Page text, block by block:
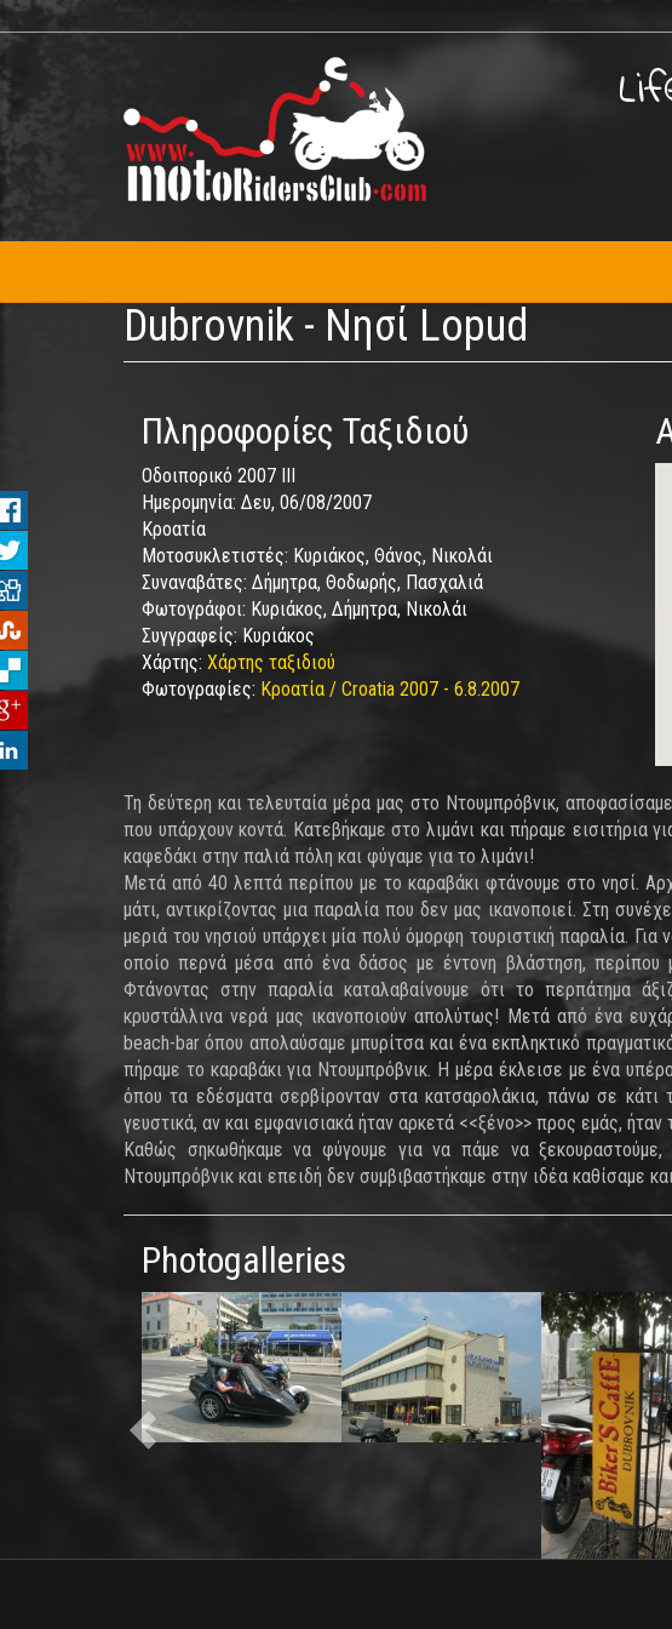
Παράκαμψη
προς
το
κυρίως
περιεχόμενο
Dubrovnik - Nησί Lopud
Πληροφορίες Ταξιδιού
Οδοιπορικό 2007 IΙΙ
Ημερομηνία: Δευ, 06/08/2007
Κροατία
Μοτοσυκλετιστές: Κυριάκος, Θάνος, Νικολάι
Συναναβάτες: Δήμητρα, Θοδωρής, Πασχαλιά
Φωτογράφοι: Κυριάκος, Δήμητρα, Νικολάι
Συγγραφείς:Κυριάκος
Χάρτης: Χάρτης ταξιδιού
Φωτογραφίες: Κροατία / Croatia 2007 - 6.8.2007
Τη δεύτερη και τελευταία μέρα μας στο Ντουμπρόβνικ,
που υπάρχουν κοντά. Κατεβήκαμε στο λιμάνι και πήραμε εισιτήρια
καφεδάκι στην παλιά πόλη και φύγαμε για το λιμάνι!
Μετά από 40 λεπτά περίπου με το καραβάκι φτάνουμε στο νησί.
μάτι, αντικρίζοντας μια παραλία που δεν μας ικανοποιεί. Στη
μεριά του νησιού υπάρχει μία πολύ όμορφη τουριστική παραλία.
οποίο περνά μέσα από ένα δάσος με έντονη βλάστηση, περίπου
Φτάνοντας στην παραλία καταλαβαίνουμε ότι το περπάτημα
κρυστάλλινα νερά μας ικανοποιούν απολύτως! Μετά από ένα
beach-bar όπου απολαύσαμε μπυρίτσα και ένα εκπληκτικό
πήραμε το καραβάκι για Ντουμπρόβνικ. Η μέρα έκλεισε με ένα
όπου τα εδέσματα σερβίρονταν στα κατσαρολάκια, πάνω σε κάτι
γευστικά, αν και εμφανισιακά ήταν αρκετά <<ξένο>> προς εμάς,
Καθώς σηκωθήκαμε να φύγουμε για να πάμε να ξεκουραστούμε,
Ντουμπρόβνικ και επειδή δεν συμβιβαστήκαμε στην ιδέα καθίσαμε
Photogalleries